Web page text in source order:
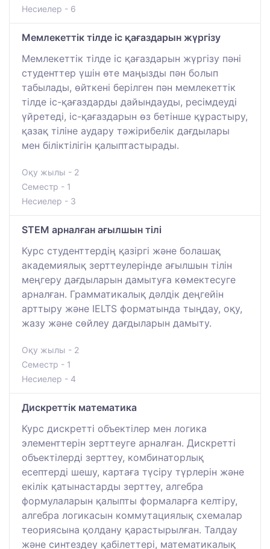
Несиелер - 6
Мемлекеттік тілде іс қағаздарын жүргізу
Мемлекеттік тілде іс қағаздарын жүргізу пәні
студенттер үшін өте маңызды пән болып
табылады, өйткені берілген пән мемлекеттік
тілде іс-қағаздарды дайындауды, ресімдеуді
үйретеді, іс-қағаздарын өз бетінше құрастыру,
қазақ тіліне аудару тәжірибелік дағдылары
мен біліктілігін қалыптастырады.
Оқу жылы - 2
Семестр - 1
Несиелер - 3
STEM арналған ағылшын тілі
Курс студенттердің қазіргі және болашақ
академиялық зерттеулерінде ағылшын тілін
меңгеру дағдыларын дамытуға көмектесуге
арналған. Грамматикалық дәлдік деңгейін
арттыру және IELTS форматында тыңдау, оқу,
жазу және сөйлеу дағдыларын дамыту.
Оқу жылы - 2
Семестр - 1
Несиелер - 4
Дискреттік математика
Курс дискретті объектілер мен логика
элементтерін зерттеуге арналған. Дискретті
объектілерді зерттеу, комбинаторлық
есептерді шешу, картаға түсіру түрлерін және
екілік қатынастарды зерттеу, алгебра
формулаларын қалыпты формаларға келтіру,
алгебра логикасын коммутациялық схемалар
теориясына қолдану қарастырылған. Талдау
және синтездеу қабілеттері, математикалық